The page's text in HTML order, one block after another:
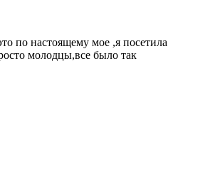
по настоящему мое ,я посетила
молодцы,все было так